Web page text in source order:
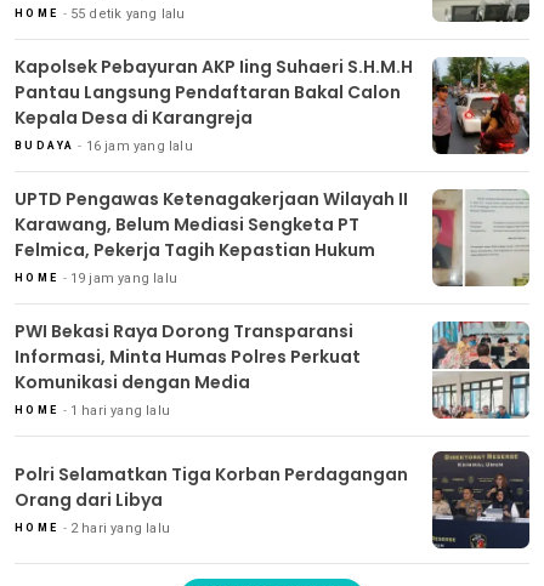
HOME 55 detik yang lalu
Kapolsek Pebayuran AKP Iing Suhaeri S.H.M.H
Pantau Langsung Pendaftaran Bakal Calon
Kepala Desa di Karangreja
BUDAYA 16 jam yang lalu
UPTD Pengawas Ketenagakerjaan Wilayah II
Karawang, Belum Mediasi Sengketa PT
Felmica, Pekerja Tagih Kepastian Hukum
HOME 19 jam yang lalu
PWI Bekasi Raya Dorong Transparansi
Informasi, Minta Humas Polres Perkuat
Komunikasi dengan Media
HOME 1 hari yang lalu
Polri Selamatkan Tiga Korban Perdagangan
Orang dari Libya
HOME 2 hari yang lalu